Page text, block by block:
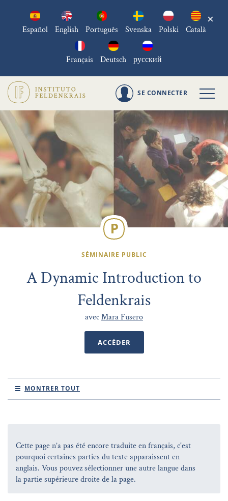
Español English Português Svenska Polski Català
Français Deutsch русский
×
SE CONNECTER
SÉMINAIRE PUBLIC
A Dynamic Introduction to
Feldenkrais
avecMara Fusero
ACCÉDER
MONTRER TOUT
Cette page n’a pas été encore traduite en français, c'est
pourquoi certaines parties du texte apparaissent en
anglais. Vous pouvez sélectionner une autre langue dans
la partie supérieure droite de la page.